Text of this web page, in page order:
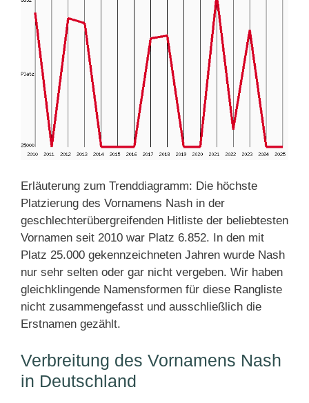
Erläuterung zum Trenddiagramm: Die höchste
Platzierung des Vornamens Nash in der
geschlechterübergreifenden Hitliste der beliebtesten
Vornamen seit 2010 war Platz 6.852. In den mit
Platz 25.000 gekennzeichneten Jahren wurde Nash
nur sehr selten oder gar nicht vergeben. Wir haben
gleichklingende Namensformen für diese Rangliste
nicht zusammengefasst und ausschließlich die
Erstnamen gezählt.
Verbreitung des Vornamens Nash
in Deutschland